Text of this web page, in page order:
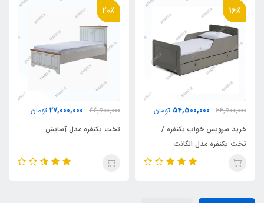
16٪
64,500,000
54,500,000 تومان
خرید سرویس خواب یکنفره /
تخت یکنفره مدل الگانت
20٪
33,500,000
27,000,000 تومان
تخت یکنفره مدل آسایش